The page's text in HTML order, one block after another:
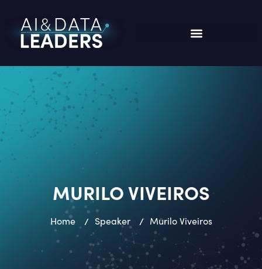
MURILO VIVEIROS
Home / Speaker / Murilo Viveiros